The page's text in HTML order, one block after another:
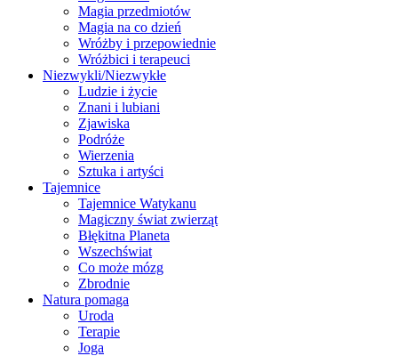
Magia przedmiotów
Magia na co dzień
Wróżby i przepowiednie
Wróżbici i terapeuci
Niezwykli/Niezwykłe
Ludzie i życie
Znani i lubiani
Zjawiska
Podróże
Wierzenia
Sztuka i artyści
Tajemnice
Tajemnice Watykanu
Magiczny świat zwierząt
Błękitna Planeta
Wszechświat
Co może mózg
Zbrodnie
Natura pomaga
Uroda
Terapie
Joga